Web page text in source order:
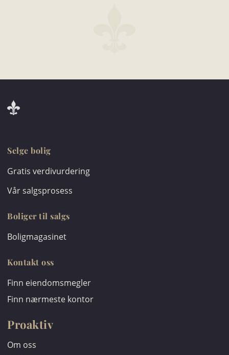
Selge bolig
Gratis verdivurdering
Vår salgsprosess
Boliger til salgs
Boligmagasinet
Kontakt oss
Finn eiendomsmegler
Finn nærmeste kontor
Proaktiv
Om oss